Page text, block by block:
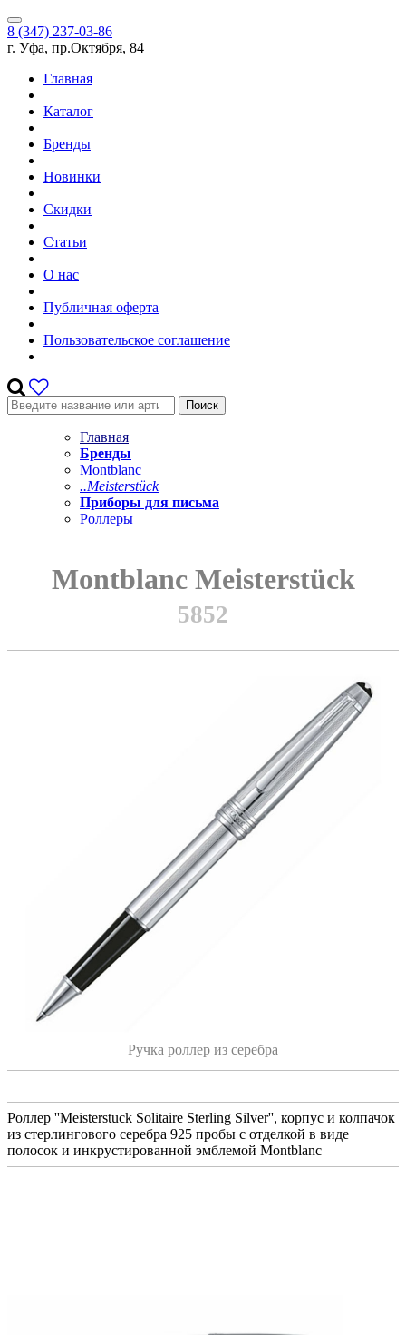
8 (347) 237-03-86
г. Уфа, пр.Октября, 84
Главная
Каталог
Бренды
Новинки
Скидки
Статьи
О нас
Публичная оферта
Пользовательское соглашение
Поиск
Главная
Бренды
Montblanc
..Meisterstück
Приборы для письма
Роллеры
Montblanc Meisterstück
5852
Ручка роллер из серебра
Роллер ''Meisterstuck Solitaire Sterling Silver'', корпус и колпачок
из стерлингового серебра 925 пробы с отделкой в виде
полосок и инкрустированной эмблемой Montblanc